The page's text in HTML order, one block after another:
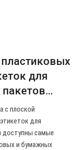
для
с плоской
для
доступны самые
и бумажных